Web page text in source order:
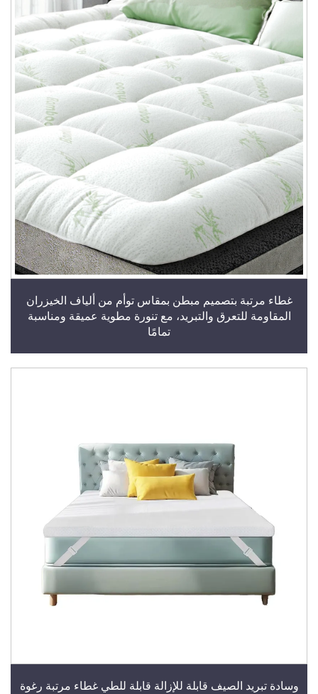
غطاء مرتبة بتصميم مبطن بمقاس توأم من ألياف الخيزران
المقاومة للتعرق والتبريد، مع تنورة مطوية عميقة ومناسبة
تمامًا
وسادة تبريد الصيف قابلة للإزالة قابلة للطي غطاء مرتبة رغوة